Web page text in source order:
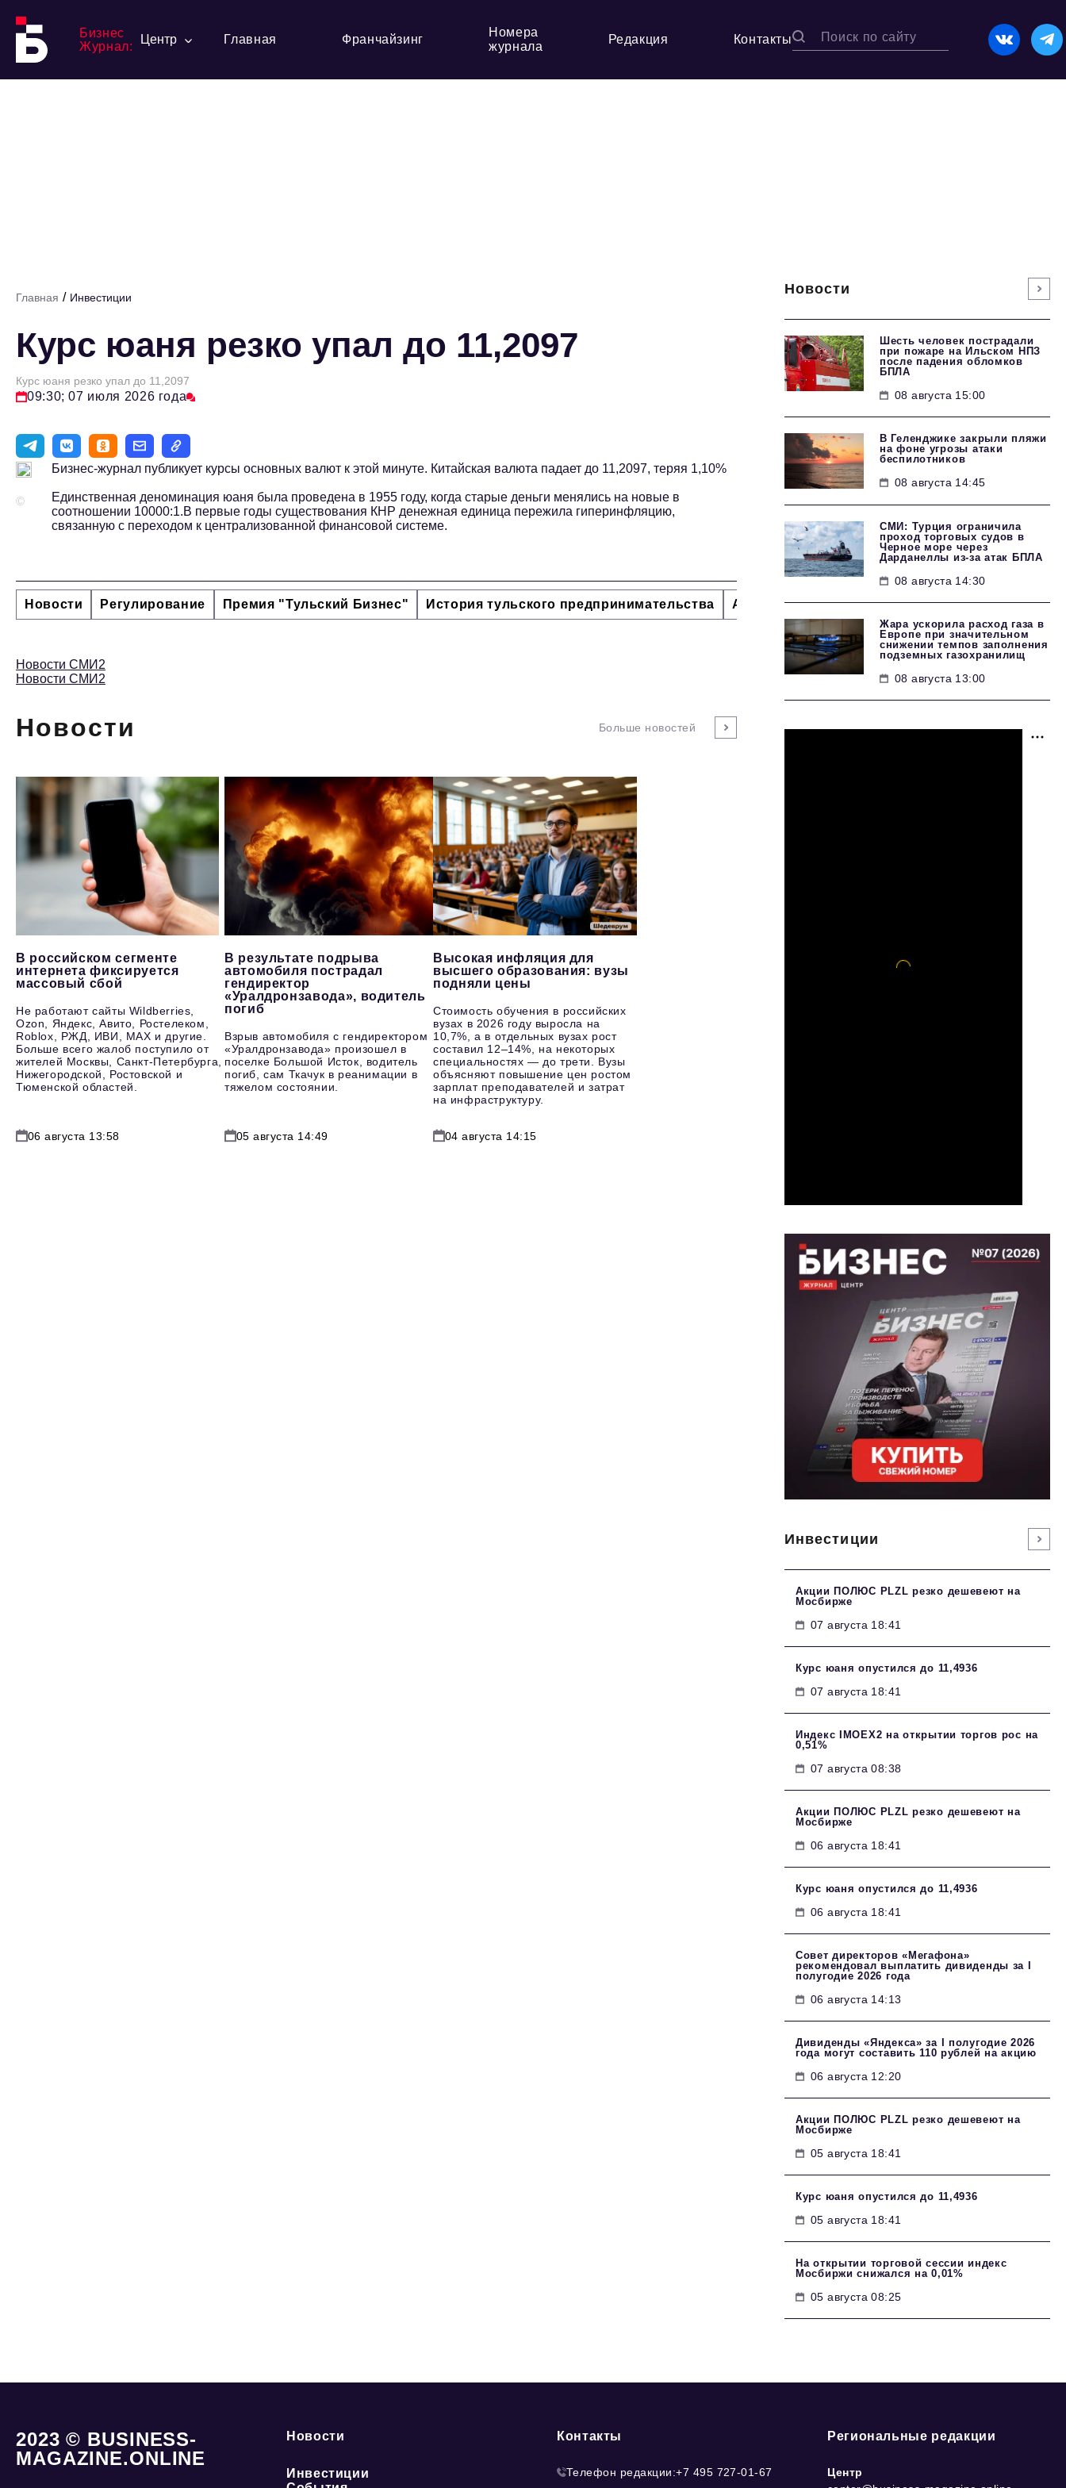
Бизнес
Журнал:
Центр Главная Франчайзинг
Номера
журнала
Редакция Контакты
Главная / Инвестиции
Курс юаня резко упал до 11,2097
Курс юаня резко упал до 11,2097
09:30; 07 июля 2026 года
©
Бизнес-журнал публикует курсы основных валют к этой минуте. Китайская валюта падает до 11,2097, теряя 1,10%
Единственная деноминация юаня была проведена в 1955 году, когда старые деньги менялись на новые в
соотношении 10000:1.В первые годы существования КНР денежная единица пережила гиперинфляцию,
связанную с переходом к централизованной финансовой системе.
Новости Регулирование Премия "Тульский Бизнес" История тульского предпринимательства Альтернатива Стиль жизни Тема номера
Новости СМИ2
Новости СМИ2
Новости Больше новостей
В российском сегменте
интернета фиксируется
массовый сбой
Не работают сайты Wildberries,
Ozon, Яндекс, Авито, Ростелеком,
Roblox, РЖД, ИВИ, MAX и другие.
Больше всего жалоб поступило от
жителей Москвы, Санкт-Петербурга,
Нижегородской, Ростовской и
Тюменской областей.
06 августа 13:58
В результате подрыва
автомобиля пострадал
гендиректор
«Уралдронзавода», водитель
погиб
Взрыв автомобиля с гендиректором
«Уралдронзавода» произошел в
поселке Большой Исток, водитель
погиб, сам Ткачук в реанимации в
тяжелом состоянии.
05 августа 14:49
Высокая инфляция для
высшего образования: вузы
подняли цены
Стоимость обучения в российских
вузах в 2026 году выросла на
10,7%, а в отдельных вузах рост
составил 12–14%, на некоторых
специальностях — до трети. Вузы
объясняют повышение цен ростом
зарплат преподавателей и затрат
на инфраструктуру.
04 августа 14:15
Новости
Шесть человек пострадали
при пожаре на Ильском НПЗ
после падения обломков
БПЛА
08 августа 15:00
В Геленджике закрыли пляжи
на фоне угрозы атаки
беспилотников
08 августа 14:45
СМИ: Турция ограничила
проход торговых судов в
Черное море через
Дарданеллы из-за атак БПЛА
08 августа 14:30
Жара ускорила расход газа в
Европе при значительном
снижении темпов заполнения
подземных газохранилищ
08 августа 13:00
Инвестиции
Акции ПОЛЮС PLZL резко дешевеют на
Мосбирже
07 августа 18:41
Курс юаня опустился до 11,4936
07 августа 18:41
Индекс IMOEX2 на открытии торгов рос на
0,51%
07 августа 08:38
Акции ПОЛЮС PLZL резко дешевеют на
Мосбирже
06 августа 18:41
Курс юаня опустился до 11,4936
06 августа 18:41
Совет директоров «Мегафона»
рекомендовал выплатить дивиденды за I
полугодие 2026 года
06 августа 14:13
Дивиденды «Яндекса» за I полугодие 2026
года могут составить 110 рублей на акцию
06 августа 12:20
Акции ПОЛЮС PLZL резко дешевеют на
Мосбирже
05 августа 18:41
Курс юаня опустился до 11,4936
05 августа 18:41
На открытии торговой сессии индекс
Мосбиржи снижался на 0,01%
05 августа 08:25
2023 © BUSINESS-
MAGAZINE.ONLINE
Новости
Инвестиции
Контакты
Телефон редакции:+7 495 727-01-67
Региональные редакции
Центр